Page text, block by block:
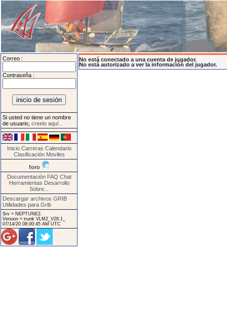
Correo :
Contraseña :
Si usted no tiene un nombre
de usuario, creelo aquí
Inicio Carreras Calendario
Clasificación Moviles
foro
Documentación FAQ Chat
Herramientas Desarrollo
Sobre...
Descargar archivos GRIB
Utilidades para Grib
Srv = NEPTUNE2.
Version = trunk VLM2_V28.1_
07/14/20 08:00:45 AM UTC
No está conectado a una cuenta de jugador.
No está autorizado a ver la información del jugador.